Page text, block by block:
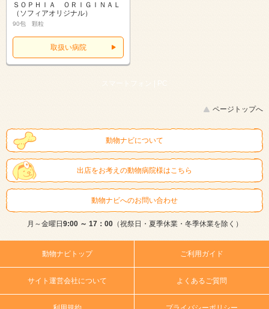
ＳＯＰＨＩＡ ＯＲＩＧＩＮＡＬ
（ソフィアオリジナル）
90包 顆粒
取扱い病院
スマートフォン | PC
ページトップへ
動物ナビについて
出店をお考えの動物病院様はこちら
動物ナビへのお問い合わせ
月～金曜日 9:00 ～ 17：00（祝祭日・夏季休業・冬季休業を除く）
動物ナビトップ ご利用ガイド
サイト運営会社について よくあるご質問